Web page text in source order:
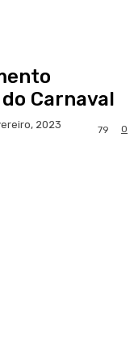
Carnaval
2023 0
79